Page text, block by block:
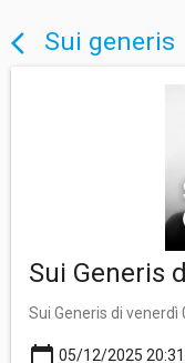
arrow_back_ios Sui generis
Sui Generis
Sui Generis di
calendar_today 05/12/2025 20:31